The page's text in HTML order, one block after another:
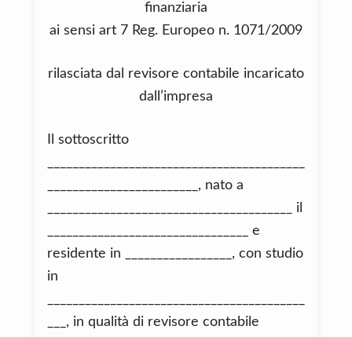
finanziaria
ai sensi art 7 Reg. Europeo n. 1071/2009
rilasciata dal revisore contabile incaricato
dall’impresa
Il sottoscritto
________________________, nato a
_______________________________________ il
________________________________ e
residente in _________________, con studio
in
___, in qualità di revisore contabile